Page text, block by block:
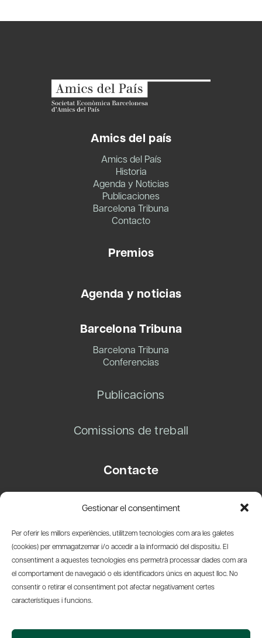
Gestionar el consentiment
Per oferir les millors experiències, utilitzem tecnologies com ara les galetes
(cookies) per emmagatzemar i/o accedir a la informació del dispositiu. El
consentiment a aquestes tecnologies ens permetrà processar dades com ara
el comportament de navegació o els identificadors únics en aquest lloc. No
consentir o retirar el consentiment pot afectar negativament certes
característiques i funcions.
Amics del país
Amics del País
Historia
Agenda y Noticias
Publicaciones
Barcelona Tribuna
Contacto
Premios
Agenda y noticias
Barcelona Tribuna
Barcelona Tribuna
Conferencias
Publicacions
Comissions de treball
Contacte
08003 Barcelona
info@amicsdelpais.com
Suscripció Newsletter
© 2026 Societat Econòmica Barcelonesa d'Amics del País